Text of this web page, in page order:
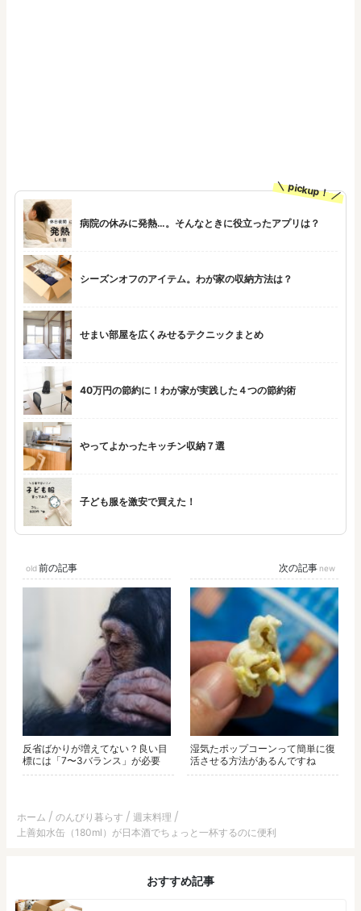
pickup！
病院の休みに発熱…。そんなときに役立ったアプリは？
シーズンオフのアイテム。わが家の収納方法は？
せまい部屋を広くみせるテクニックまとめ
40万円の節約に！わが家が実践した４つの節約術
やってよかったキッチン収納７選
子ども服を激安で買えた！
前の記事
反省ばかりが増えてない？良い目
標には「7〜3バランス」が必要
次の記事
湿気たポップコーンって簡単に復
活させる方法があるんですね
ホーム のんびり暮らす
週末料理
上善如水缶（180ml）が日本酒でちょっと一杯するのに便利
おすすめ記事